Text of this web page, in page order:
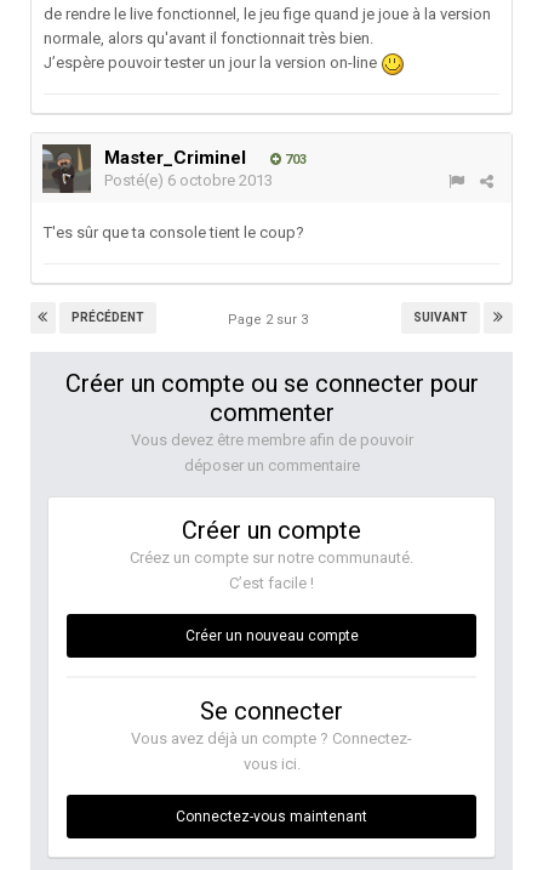
de rendre le live fonctionnel, le jeu fige quand je joue à la version
normale, alors qu'avant il fonctionnait très bien.
J’espère pouvoir tester un jour la version on-line
Master_Criminel 703
Posté(e) 6 octobre 2013
T'es sûr que ta console tient le coup?
PRÉCÉDENT SUIVANT
Page 2 sur 3
Créer un compte ou se connecter pour
commenter
Vous devez être membre afin de pouvoir
déposer un commentaire
Créer un compte
Créez un compte sur notre communauté.
C’est facile !
Créer un nouveau compte
Se connecter
Vous avez déjà un compte ? Connectez-
vous ici.
Connectez-vous maintenant